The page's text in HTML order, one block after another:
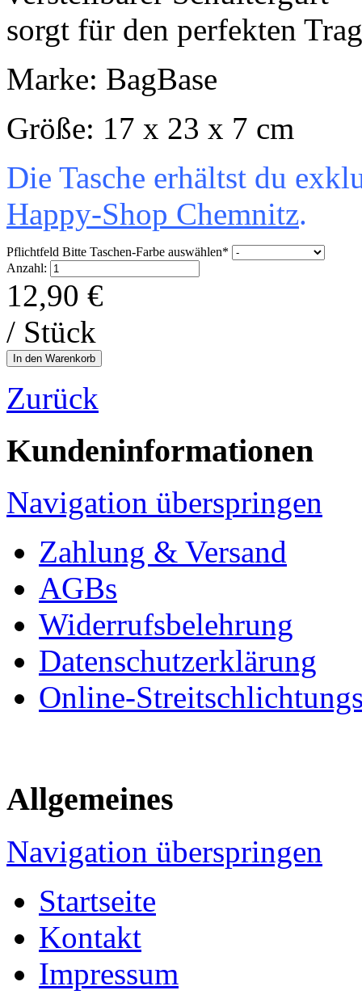
sorgt für den perfekten
Marke: BagBase
Größe: 17 x 23 x 7 cm
Die Tasche erhältst du
Happy-Shop Chemnitz.
Pflichtfeld Bitte Taschen-Farbe auswählen*
Anzahl:
12,90 €
/ Stück
Zurück
Kundeninformationen
Navigation überspringen
Zahlung & Versand
AGBs
Widerrufsbelehrung
Datenschutzerklärung
Online-
Allgemeines
Navigation überspringen
Startseite
Kontakt
Impressum